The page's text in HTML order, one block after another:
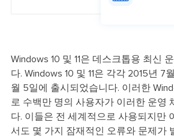
Windows 10 및 11은 데스크톱용 최신
다. Windows 10 및 11은 각각 2015년 7
월 5일에 출시되었습니다. 이러한
로 수백만 명의 사용자가 이러한 운영
다. 이들은 전 세계적으로 사용되지만
서도 몇 가지 잠재적인 오류와 문제가